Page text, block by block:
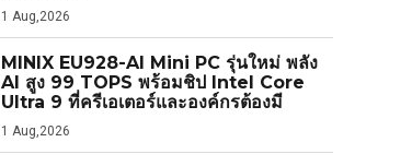
1 Aug,2026
MINIX EU928-AI Mini PC รุ่นใหม่ พลัง
AI สูง 99 TOPS พร้อมชิป Intel Core
Ultra 9 ที่ครีเอเตอร์และองค์กรต้องมี
1 Aug,2026